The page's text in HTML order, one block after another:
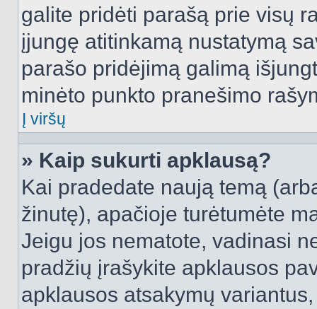
galite pridėti parašą prie visų
įjungę atitinkamą nustatymą
parašo pridėjimą galimą
minėto punkto pranešimo
Į viršų
» Kaip sukurti apklausą?
Kai pradedate naują temą
žinutę), apačioje turėtumėte
Jeigu jos nematote, vadinasi
pradžių įrašykite apklausos
apklausos atsakymų